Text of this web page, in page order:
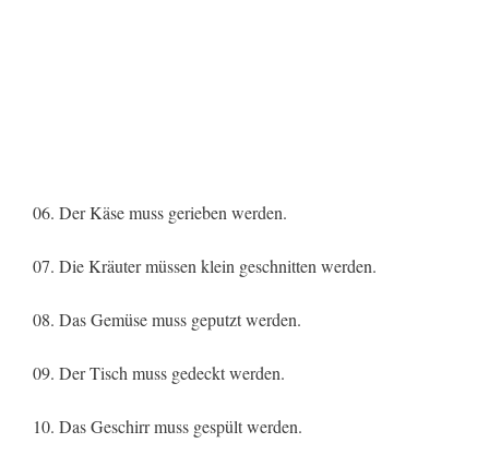
06. Der Käse muss gerieben werden.
07. Die Kräuter müssen klein geschnitten werden.
08. Das Gemüse muss geputzt werden.
09. Der Tisch muss gedeckt werden.
10. Das Geschirr muss gespült werden.